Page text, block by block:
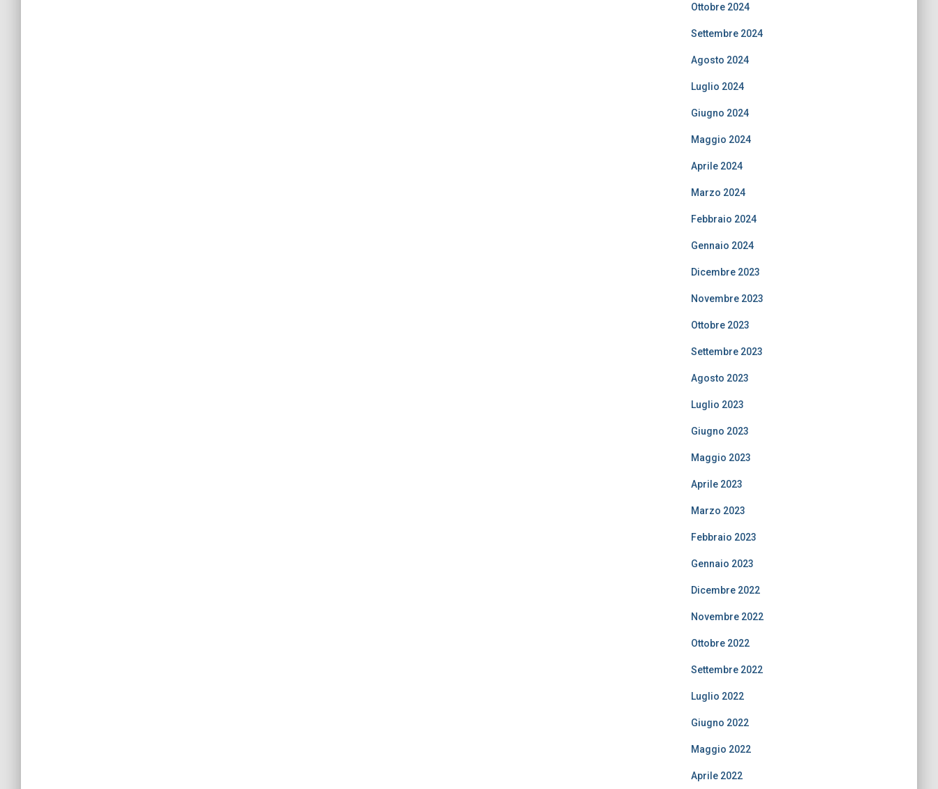
Ottobre 2024
Settembre 2024
Agosto 2024
Luglio 2024
Giugno 2024
Maggio 2024
Aprile 2024
Marzo 2024
Febbraio 2024
Gennaio 2024
Dicembre 2023
Novembre 2023
Ottobre 2023
Settembre 2023
Agosto 2023
Luglio 2023
Giugno 2023
Maggio 2023
Aprile 2023
Marzo 2023
Febbraio 2023
Gennaio 2023
Dicembre 2022
Novembre 2022
Ottobre 2022
Settembre 2022
Luglio 2022
Giugno 2022
Maggio 2022
Aprile 2022